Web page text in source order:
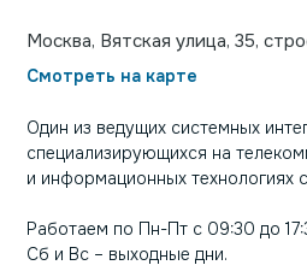
Москва, Вятская улица, 35,
Смотреть на карте
Один из ведущих системных
специализирующихся на
и информационных технологиях
Работаем по Пн-Пт с 09:30 до
Сб и Вс – выходные дни.